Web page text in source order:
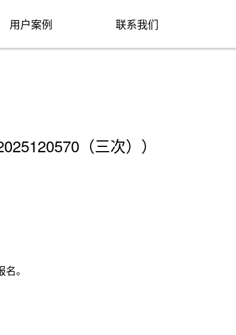
用户案例 联系我们
（三次））
。